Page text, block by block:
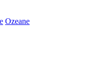
Ozeane